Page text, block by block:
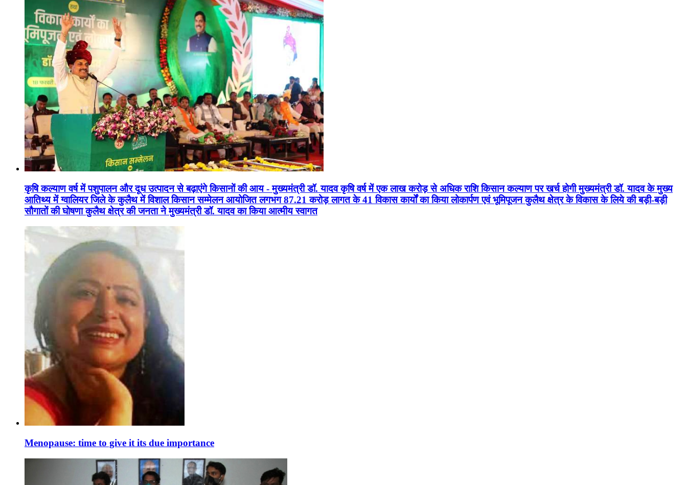
कृषि कल्याण वर्ष में पशुपालन और दूध उत्पादन से बढ़ाएंगे किसानों की आय - मुख्यमंत्री डॉ. यादव कृषि वर्ष में एक लाख करोड़ से अधिक राशि किसान कल्याण पर खर्च होगी मुख्यमंत्री डॉ. यादव के मुख्य
आतिथ्य में ग्वालियर जिले के कुलैथ में विशाल किसान सम्मेलन आयोजित लगभग 87.21 करोड़ लागत के 41 विकास कार्यों का किया लोकार्पण एवं भूमिपूजन कुलैथ क्षेत्र के विकास के लिये की बड़ी-बड़ी
सौगातों की घोषणा कुलैथ क्षेत्र की जनता ने मुख्यमंत्री डॉ. यादव का किया आत्मीय स्वागत
Menopause: time to give it its due importance